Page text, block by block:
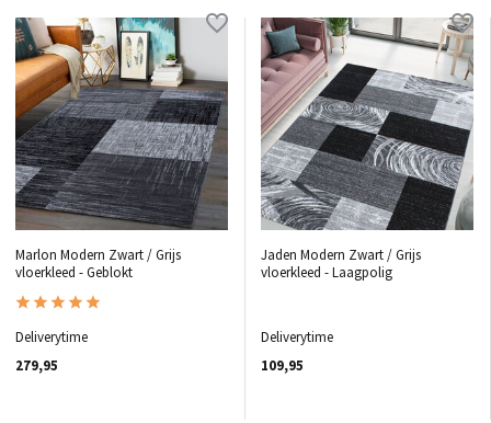
Marlon Modern Zwart / Grijs
vloerkleed - Geblokt
Deliverytime
279,95
Jaden Modern Zwart / Grijs
vloerkleed - Laagpolig
Deliverytime
109,95